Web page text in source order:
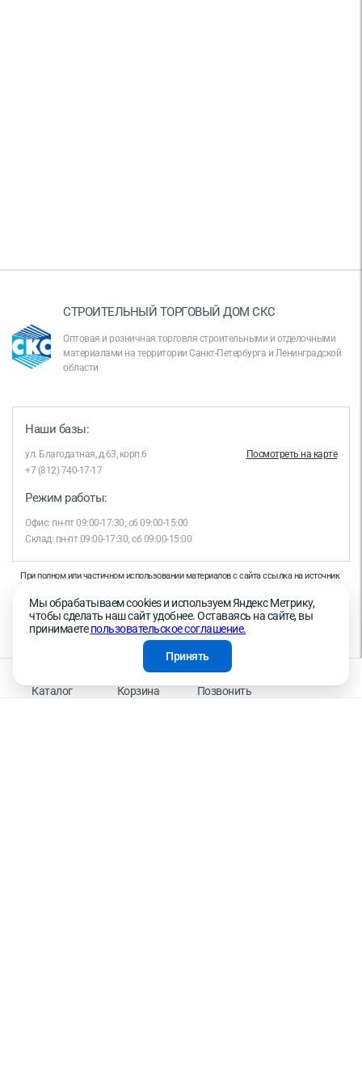
Каталог Корзина Позвонить
СТРОИТЕЛЬНЫЙ ТОРГОВЫЙ ДОМ СКС
Оптовая и розничная торговля строительными и отделочными
материалами на территории Санкт-Петербурга и Ленинградской
области
Наши базы:
ул. Благодатная, д.63, корп.6
Посмотреть на карте
+7 (812) 740-17-17
Режим работы:
Офис: пн-пт 09:00-17:30; сб 09:00-15:00
Склад: пн-пт 09:00-17:30; сб 09:00-15:00
При полном или частичном использовании материалов с сайта ссылка на источник
Продолжая работу с сайтом, вы даете согласие на использование сайтом cookies и
на обработку персональных данных в целях функционирования сайта, проведения
ретаргетинга, статистических исследований, улучшения сервиса и предоставления
релевантной рекламной информации на основе ваших предпочтений и интересов.
На информационном ресурсе применяются рекомендательные технологии —
Правила применения рекомендательных технологий
Мы обрабатываем cookies и используем Яндекс Метрику,
чтобы сделать наш сайт удобнее. Оставаясь на сайте, вы
принимаетепользовательское соглашение.
Принять